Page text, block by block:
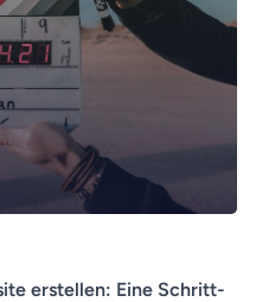
erstellen: Eine Schritt-